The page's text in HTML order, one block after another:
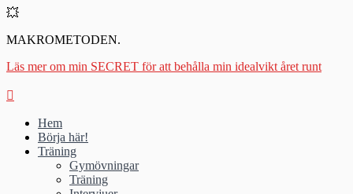
💥
MAKROMETODEN.
Läs mer om min SECRET för att behålla min idealvikt året runt
Hem
Börja här!
Träning
Gymövningar
Träning